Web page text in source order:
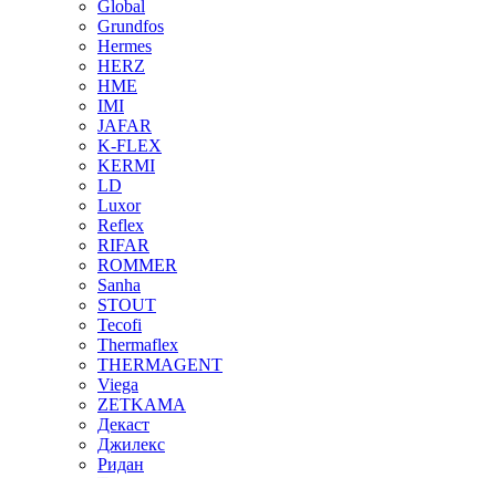
Global
Grundfos
Hermes
HERZ
HME
IMI
JAFAR
K-FLEX
KERMI
LD
Luxor
Reflex
RIFAR
ROMMER
Sanha
STOUT
Tecofi
Thermaflex
THERMAGENT
Viega
ZETKAMA
Декаст
Джилекс
Ридан